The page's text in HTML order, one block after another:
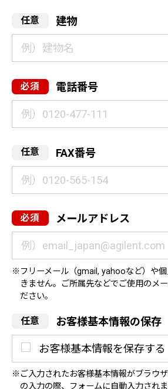
建物
電話番号
FAX番号
メールアドレス
フリーメール（gmail, yahooなど）や
きません。ご所属先などでご使用のメ
ださい。
お客様基本情報の保存
お客様基本情報を保存する
ご入力されたお客様基本情報がブラウ
の入力の際、フォームに自動入力されま